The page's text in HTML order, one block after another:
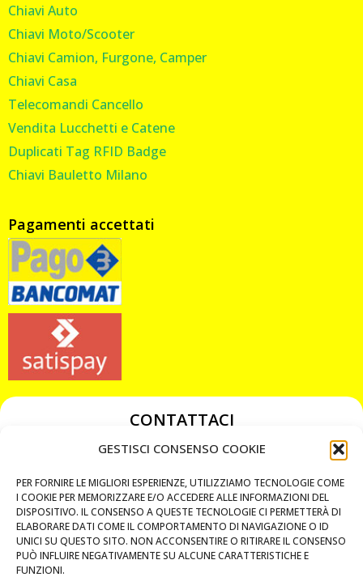
GESTISCI CONSENSO COOKIE
PER FORNIRE LE MIGLIORI ESPERIENZE, UTILIZZIAMO TECNOLOGIE COME
I COOKIE PER MEMORIZZARE E/O ACCEDERE ALLE INFORMAZIONI DEL
DISPOSITIVO. IL CONSENSO A QUESTE TECNOLOGIE CI PERMETTERÀ DI
ELABORARE DATI COME IL COMPORTAMENTO DI NAVIGAZIONE O ID
UNICI SU QUESTO SITO. NON ACCONSENTIRE O RITIRARE IL CONSENSO
PUÒ INFLUIRE NEGATIVAMENTE SU ALCUNE CARATTERISTICHE E
FUNZIONI.
Chiavi Auto
Chiavi Moto/Scooter
Chiavi Camion, Furgone, Camper
Chiavi Casa
Telecomandi Cancello
Vendita Lucchetti e Catene
Duplicati Tag RFID Badge
Chiavi Bauletto Milano
Pagamenti accettati
CONTATTACI
349 3863811
chiavicodificate@gmail.com
Privacy Policy
Cookie Policy